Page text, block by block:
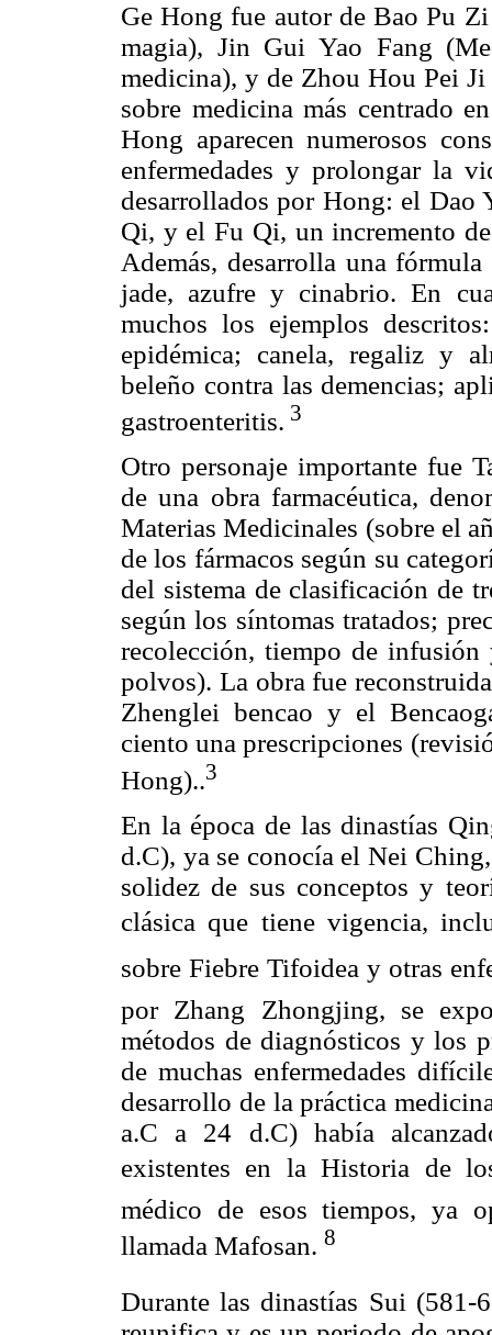
Ge Hong fue autor de Bao Pu
magia), Jin Gui Yao Fang
medicina), y de Zhou Hou Pei
sobre medicina más centrado
Hong aparecen numerosos
enfermedades y prolongar la
desarrollados por Hong: el Dao
Qi, y el Fu Qi, un incremento
Además, desarrolla una
jade, azufre y cinabrio. En
muchos los ejemplos
epidémica; canela, regaliz y
beleño contra las demencias;
gastroenteritis. 3
Otro personaje importante fue
de una obra farmacéutica,
Materias Medicinales (sobre el
de los fármacos según su
del sistema de clasificación de
según los síntomas tratados;
recolección, tiempo de
polvos). La obra fue
Zhenglei bencao y el
ciento una prescripciones
Hong)..3
En la época de las dinastías
d.C), ya se conocía el Nei
solidez de sus conceptos y
clásica que tiene vigencia,
sobre Fiebre Tifoidea y otras
por Zhang Zhongjing, se
métodos de diagnósticos y los
de muchas enfermedades
desarrollo de la práctica
a.C a 24 d.C) había
existentes en la Historia de
médico de esos tiempos, ya
llamada Mafosan. 8
Durante las dinastías Sui